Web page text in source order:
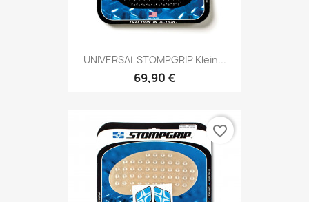
UNIVERSAL STOMPGRIP Klein...
69,90 €
favorite_border